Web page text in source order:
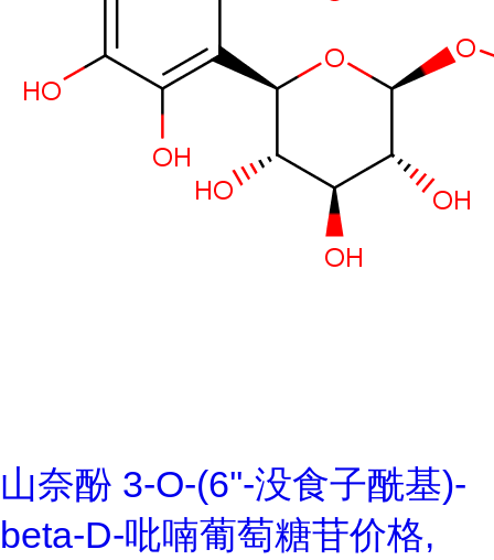
山奈酚 3-O-(6''-没食子酰基)-
beta-D-吡喃葡萄糖苷价格,